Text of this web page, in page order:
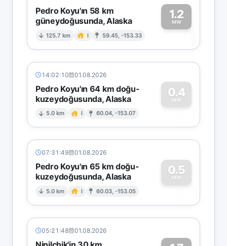
Pedro Koyu'ın 58 km
güneydoğusunda, Alaska
125.7 km I 59.45, -153.33
1.2
MW1
14:02:10 01.08.2026
Pedro Koyu'ın 64 km doğu-
kuzeydoğusunda, Alaska
5.0 km I 60.04, -153.07
0.4
MW
0
07:31:49 01.08.2026
Pedro Koyu'ın 65 km doğu-
kuzeydoğusunda, Alaska
5.0 km I 60.03, -153.05
0.5
MW
0
05:21:48 01.08.2026